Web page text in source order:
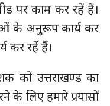
पर काम कर रहें हैं।
के अनुरूप कार्य कर
कर रहें हैं।
को उत्तराखण्ड का
लिए हमारे प्रयासों